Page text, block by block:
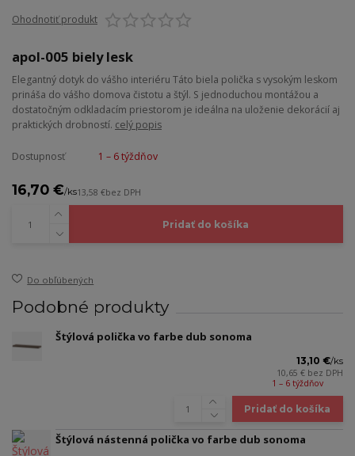
Ohodnotiť produkt
apol-005 biely lesk
Elegantný dotyk do vášho interiéru Táto biela polička s vysokým leskom
prináša do vášho domova čistotu a štýl. S jednoduchou montážou a
dostatočným odkladacím priestorom je ideálna na uloženie dekorácií aj
praktických drobností. celý popis
Dostupnosť 1 – 6 týždňov
16,70 €/ks13,58 €bez DPH
Pridať do košíka
Do obľúbených
Podobné produkty
Štýlová polička vo farbe dub sonoma
13,10 €/ks
10,65 € bez DPH
1 – 6 týždňov
Pridať do košíka
Štýlová nástenná polička vo farbe dub sonoma